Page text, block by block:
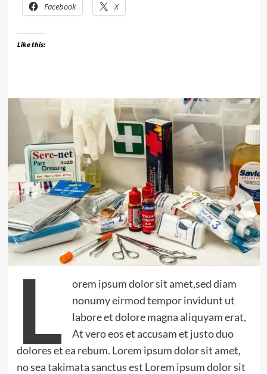
Facebook X
Like this:
L
orem ipsum dolor sit amet,sed diam
nonumy eirmod tempor invidunt ut
labore et dolore magna aliquyam erat,
At vero eos et accusam et justo duo
dolores et ea rebum. Lorem ipsum dolor sit amet,
no sea takimata sanctus est Lorem ipsum dolor sit